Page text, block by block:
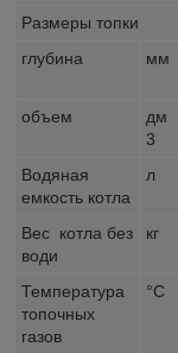
Размеры топки
глубина
мм
объем
дм
3
Водяная
емкость котла
л
Вес котла без
води
кг
Температура
топочных
газов
°C